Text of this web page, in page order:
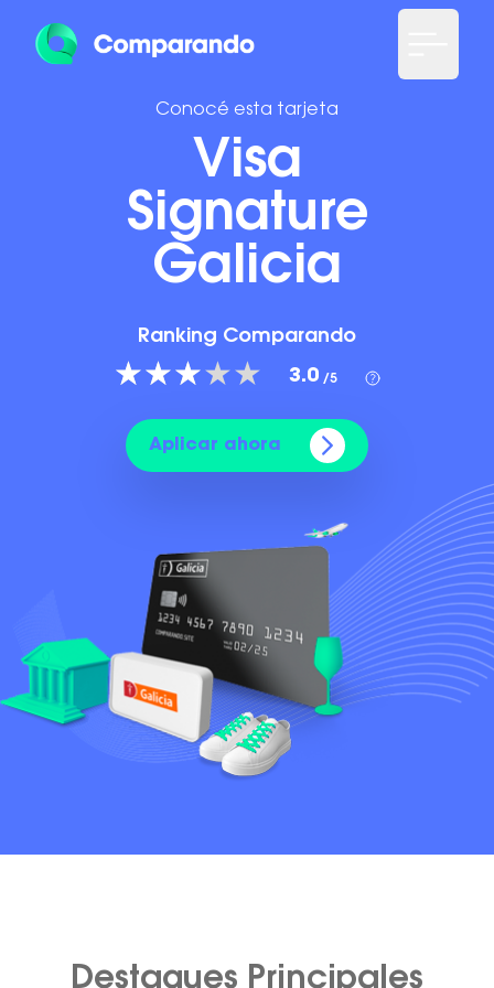
Conocé esta tarjeta
Visa
Signature
Galicia
Ranking Comparando
3.0 /5
Aplicar ahora
Destaques Principales